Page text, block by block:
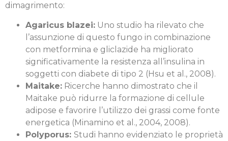
dimagrimento:
Agaricus blazei: Uno studio ha rilevato che
l’assunzione di questo fungo in combinazione
con metformina e gliclazide ha migliorato
significativamente la resistenza all’insulina in
soggetti con diabete di tipo 2 (Hsu et al., 2008).
Maitake: Ricerche hanno dimostrato che il
Maitake può ridurre la formazione di cellule
adipose e favorire l’utilizzo dei grassi come fonte
energetica (Minamino et al., 2004, 2008).
Polyporus: Studi hanno evidenziato le proprietà